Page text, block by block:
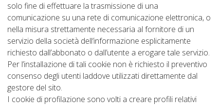
solo fine di effettuare la trasmissione di una
comunicazione su una rete di comunicazione elettronica, o
nella misura strettamente necessaria al fornitore di un
servizio della società dell’informazione esplicitamente
richiesto dall’abbonato o dall’utente a erogare tale servizio.
Per l’installazione di tali cookie non è richiesto il preventivo
consenso degli utenti laddove utilizzati direttamente dal
gestore del sito.
I cookie di profilazione sono volti a creare profili relativi